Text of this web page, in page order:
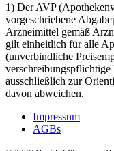
1) Der AVP
vorgeschriebene
Arzneimittel gemäß
gilt einheitlich für alle
(unverbindliche
verschreibungspflichtige
ausschließlich zur
davon abweichen.
Impressum
AGBs